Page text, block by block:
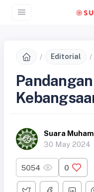
Editorial
Suara
30 May 2024
5054 0